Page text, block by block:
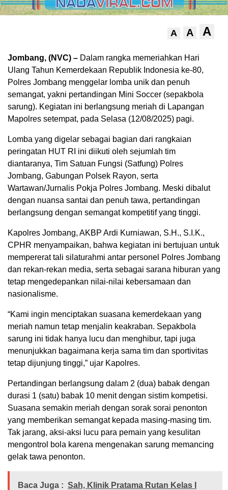
A A A
Jombang, (NVC) – Dalam rangka memeriahkan Hari
Ulang Tahun Kemerdekaan Republik Indonesia ke-80,
Polres Jombang menggelar lomba unik dan penuh
semangat, yakni pertandingan Mini Soccer (sepakbola
sarung). Kegiatan ini berlangsung meriah di Lapangan
Mapolres setempat, pada Selasa (12/08/2025) pagi.
Lomba yang digelar sebagai bagian dari rangkaian
peringatan HUT RI ini diikuti oleh sejumlah tim
diantaranya, Tim Satuan Fungsi (Satfung) Polres
Jombang, Gabungan Polsek Rayon, serta
Wartawan/Jurnalis Pokja Polres Jombang. Meski dibalut
dengan nuansa santai dan penuh tawa, pertandingan
berlangsung dengan semangat kompetitif yang tinggi.
Kapolres Jombang, AKBP Ardi Kurniawan, S.H., S.I.K.,
CPHR menyampaikan, bahwa kegiatan ini bertujuan untuk
mempererat tali silaturahmi antar personel Polres Jombang
dan rekan-rekan media, serta sebagai sarana hiburan yang
tetap mengedepankan nilai-nilai kebersamaan dan
nasionalisme.
“Kami ingin menciptakan suasana kemerdekaan yang
meriah namun tetap menjalin keakraban. Sepakbola
sarung ini tidak hanya lucu dan menghibur, tapi juga
menunjukkan bagaimana kerja sama tim dan sportivitas
tetap dijunjung tinggi,” ujar Kapolres.
Pertandingan berlangsung dalam 2 (dua) babak dengan
durasi 1 (satu) babak 10 menit dengan sistim kompetisi.
Suasana semakin meriah dengan sorak sorai penonton
yang memberikan semangat kepada masing-masing tim.
Tak jarang, aksi-aksi lucu para pemain yang kesulitan
mengontrol bola karena mengenakan sarung memancing
gelak tawa penonton.
Baca Juga : Sah, Klinik Pratama Rutan Kelas I